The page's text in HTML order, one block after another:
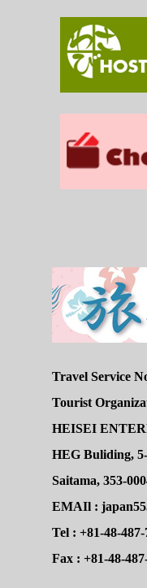
Travel Service
Tourist
HEISEI
HEG Buliding,
Saitama, 353-
EMAIl :
Tel : +81-48-487-
Fax : +81-48-